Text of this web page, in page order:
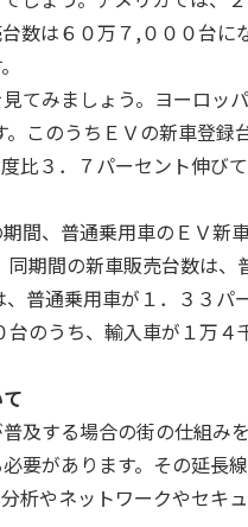
数は６０万７,０００台
てみましょう。ヨーロッ
このうちＥＶの新車登
比３．７パーセント伸びて
間、普通乗用車のＥＶ新
期間の新車販売台数は
普通乗用車が１．３３パ
のうち、輸入車が１万
及する場合の街の仕組み
要があります。その延長
析やネットワークやセキ